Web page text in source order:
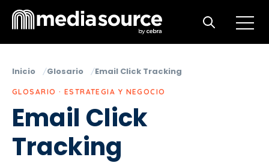
Open
Open search
Inicio Glosario Email Click Tracking
GLOSARIO · ESTRATEGIA Y NEGOCIO
Email Click
Tracking